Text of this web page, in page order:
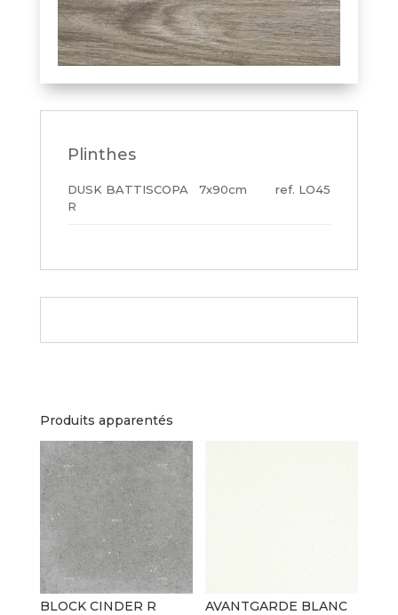
Plinthes
DUSK BATTISCOPA
R
7x90cm LO45
Produits apparentés
BLOCK CINDER R AVANTGARDE BLANC